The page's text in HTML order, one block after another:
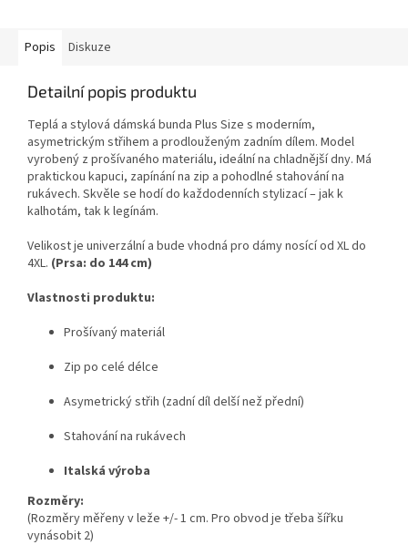
Popis Diskuze
Detailní popis produktu
Teplá a stylová dámská bunda Plus Size s moderním,
asymetrickým střihem a prodlouženým zadním dílem. Model
vyrobený z prošívaného materiálu, ideální na chladnější dny. Má
praktickou kapuci, zapínání na zip a pohodlné stahování na
rukávech. Skvěle se hodí do každodenních stylizací – jak k
kalhotám, tak k legínám.
Velikost je univerzální a bude vhodná pro dámy nosící od XL do
4XL. (Prsa: do 144 cm)
Vlastnosti produktu:
Prošívaný materiál
Zip po celé délce
Asymetrický střih (zadní díl delší než přední)
Stahování na rukávech
Italská výroba
Rozměry:
(Rozměry měřeny v leže +/- 1 cm. Pro obvod je třeba šířku
vynásobit 2)